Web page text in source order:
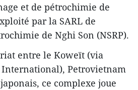
et de pétrochimie de
par la SARL de
de Nghi Son (NSRP).
entre le Koweït (via
Petrovietnam
ce complexe joue